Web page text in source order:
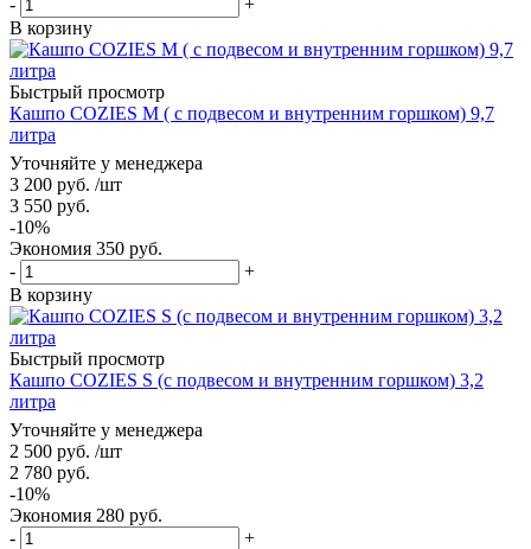
В корзину
Быстрый просмотр
Кашпо COZIES M ( с подвесом и внутренним горшком) 9,7
литра
Уточняйте у менеджера
3 200 руб. /шт
3 550 руб.
-10%
Экономия 350 руб.
-
+
В корзину
Быстрый просмотр
Кашпо COZIES S (с подвесом и внутренним горшком) 3,2
литра
Уточняйте у менеджера
2 500 руб. /шт
2 780 руб.
-10%
Экономия 280 руб.
-
+